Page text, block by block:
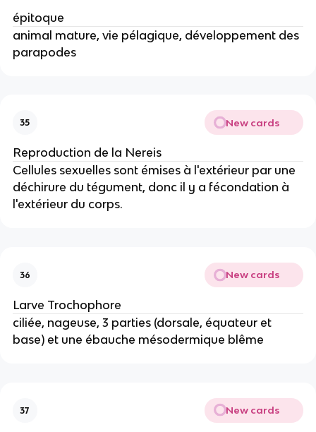
épitoque
animal mature, vie pélagique, développement des
parapodes
35 New cards
Reproduction de la Nereis
Cellules sexuelles sont émises à l'extérieur par une
déchirure du tégument, donc il y a fécondation à
l'extérieur du corps.
36 New cards
Larve Trochophore
ciliée, nageuse, 3 parties (dorsale, équateur et
base) et une ébauche mésodermique blême
37 New cards